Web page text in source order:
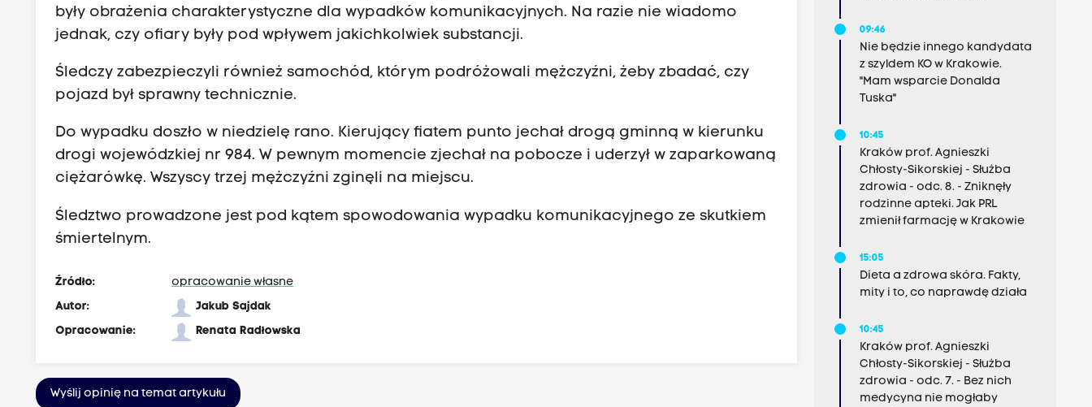
były obrażenia charakterystyczne dla wypadków komunikacyjnych. Na razie nie wiadomo
jednak, czy ofiary były pod wpływem jakichkolwiek substancji.
Śledczy zabezpieczyli również samochód, którym podróżowali mężczyźni, żeby zbadać, czy
pojazd był sprawny technicznie.
Do wypadku doszło w niedzielę rano. Kierujący fiatem punto jechał drogą gminną w kierunku
drogi wojewódzkiej nr 984. W pewnym momencie zjechał na pobocze i uderzył w zaparkowaną
ciężarówkę. Wszyscy trzej mężczyźni zginęli na miejscu.
Śledztwo prowadzone jest pod kątem spowodowania wypadku komunikacyjnego ze skutkiem
śmiertelnym.
Źródło:
opracowanie własne
Autor:
Jakub Sajdak
Opracowanie:
Renata Radłowska
Wyślij opinię na temat artykułu
09:46
Nie będzie innego kandydata
z szyldem KO w Krakowie.
"Mam wsparcie Donalda
Tuska"
10:45
Kraków prof. Agnieszki
Chłosty-Sikorskiej - Służba
zdrowia - odc. 8. - Zniknęły
rodzinne apteki. Jak PRL
zmienił farmację w Krakowie
15:05
Dieta a zdrowa skóra. Fakty,
mity i to, co naprawdę działa
10:45
Kraków prof. Agnieszki
Chłosty-Sikorskiej - Służba
zdrowia - odc. 7. - Bez nich
medycyna nie mogłaby